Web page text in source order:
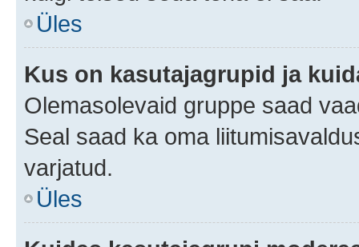
Üles
Kus on kasutajagrupid ja
Olemasolevaid gruppe saad
Seal saad ka oma
varjatud.
Üles